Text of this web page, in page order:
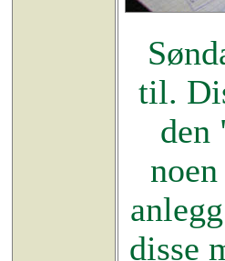
til.
den
disse